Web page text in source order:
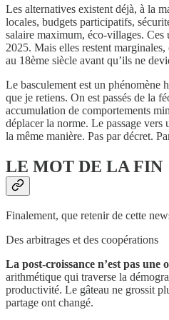
Les alternatives existent déjà, à la
locales, budgets participatifs,
salaire maximum, éco-villages. Ces
2025. Mais elles restent
au 18ème siècle avant qu’ils ne
Le basculement est un phénomène
que je retiens. On est passés de la
accumulation de comportements
déplacer la norme. Le passage vers
la même manière. Pas par décret.
LE MOT DE LA FIN
Finalement, que retenir de cette
Des arbitrages et des coopérations
La post-croissance n’est pas une
arithmétique qui traverse la
productivité. Le gâteau ne grossit
partage ont changé.